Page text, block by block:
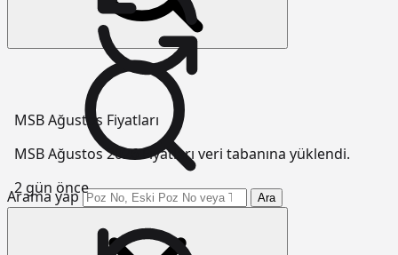
Arama yap Ara
MSB Ağustos Fiyatları
MSB Ağustos 2026 Fiyatları veri tabanına yüklendi.
2 gün önce